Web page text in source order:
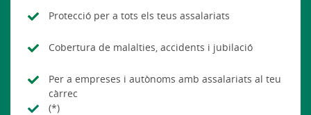
Protecció per a tots els teus assalariats
Cobertura de malalties, accidents i jubilació
Per a empreses i autònoms amb assalariats al teu
càrrec
(*)